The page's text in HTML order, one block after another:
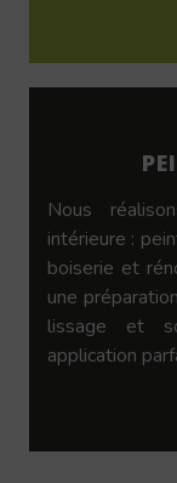
Nous
intérieure :
boiserie et
une
lissage et
application